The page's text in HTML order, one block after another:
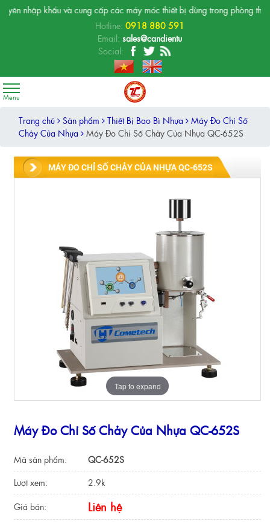
khẩu và cung cấp các máy móc thiết bị dùng trong phòng thí nghiệm,
Hotline:0918 880 591
Email:sales@candientu
Social:
Trang chủ Sản phẩm Thiết Bị Bao Bì Nhựa
Máy Đo Chỉ Số
Chảy Của Nhựa
Máy Đo Chỉ Số Chảy Của Nhựa QC-652S
MÁY ĐO CHỈ SỐ CHẢY CỦA NHỰA QC-652S
Tap to expand
Máy Đo Chỉ Số Chảy Của Nhựa QC-652S
Mã sản phẩm:
QC-652S
Lượt xem:
2.9k
Giá bán:
Liên hệ